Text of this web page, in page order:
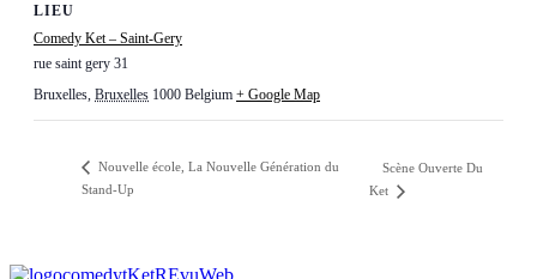
LIEU
Comedy Ket – Saint-Gery
rue saint gery 31
Bruxelles, Bruxelles 1000 Belgium + Google Map
Nouvelle école, La Nouvelle Génération du
Stand-Up
Scène Ouverte Du
Ket